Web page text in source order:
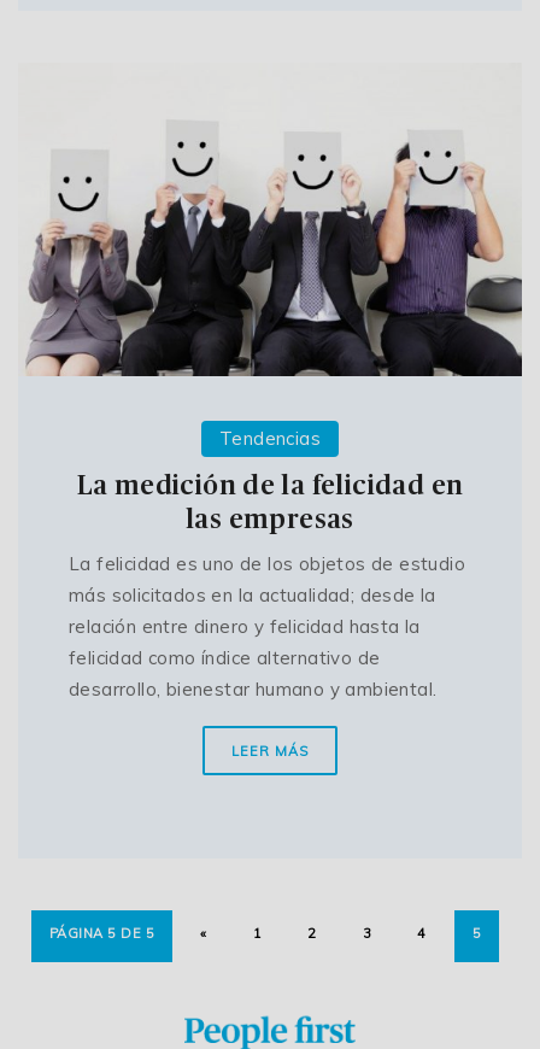
Tendencias
La medición de la felicidad en
las empresas
La felicidad es uno de los objetos de estudio
más solicitados en la actualidad; desde la
relación entre dinero y felicidad hasta la
felicidad como índice alternativo de
desarrollo, bienestar humano y ambiental.
LEER MÁS
PÁGINA 5 DE 5 « 1 2 3 4 5